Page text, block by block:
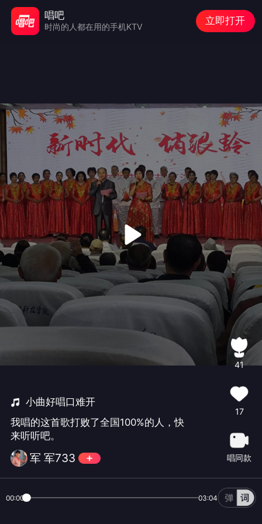
小曲好唱口难开
我唱的这首歌打败了全国100%的人，快
来听听吧。
军 军733
41
17
唱同款
00:00 03:04
唱吧
时尚的人都在用的手机KTV
立即打开